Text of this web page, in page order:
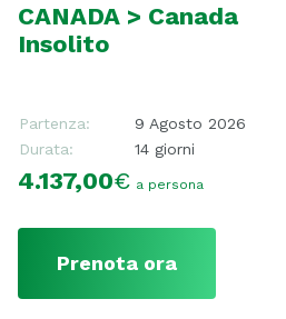
CANADA > Canada
Insolito
Partenza:
9 Agosto 2026
Durata:
14 giorni
4.137,00€ a persona
Prenota ora